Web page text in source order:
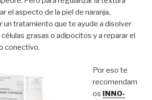
el aspecto de la piel de naranja,
un tratamiento que te ayude a disolver
grasas o adipocitos y a reparar el
conectivo.
Por eso te
recomendam
os INNO-